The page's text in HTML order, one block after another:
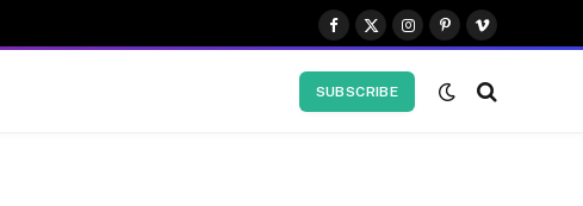
Facebook
X
Instagram
Pinterest
Vimeo
SUBSCRIBE